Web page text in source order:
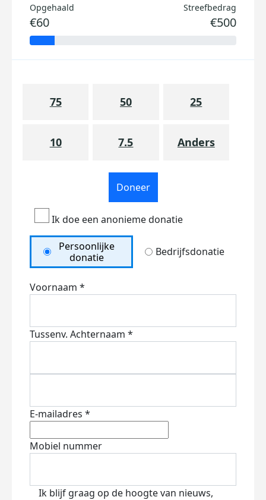
Opgehaald
€60
Streefbedrag
€500
75 50 25
10 7.5 Anders
Doneer
Ik doe een anonieme donatie
Persoonlijke
donatie
Bedrijfsdonatie
Voornaam *
Tussenv. Achternaam *
E-mailadres *
Mobiel nummer
Ik blijf graag op de hoogte van nieuws,